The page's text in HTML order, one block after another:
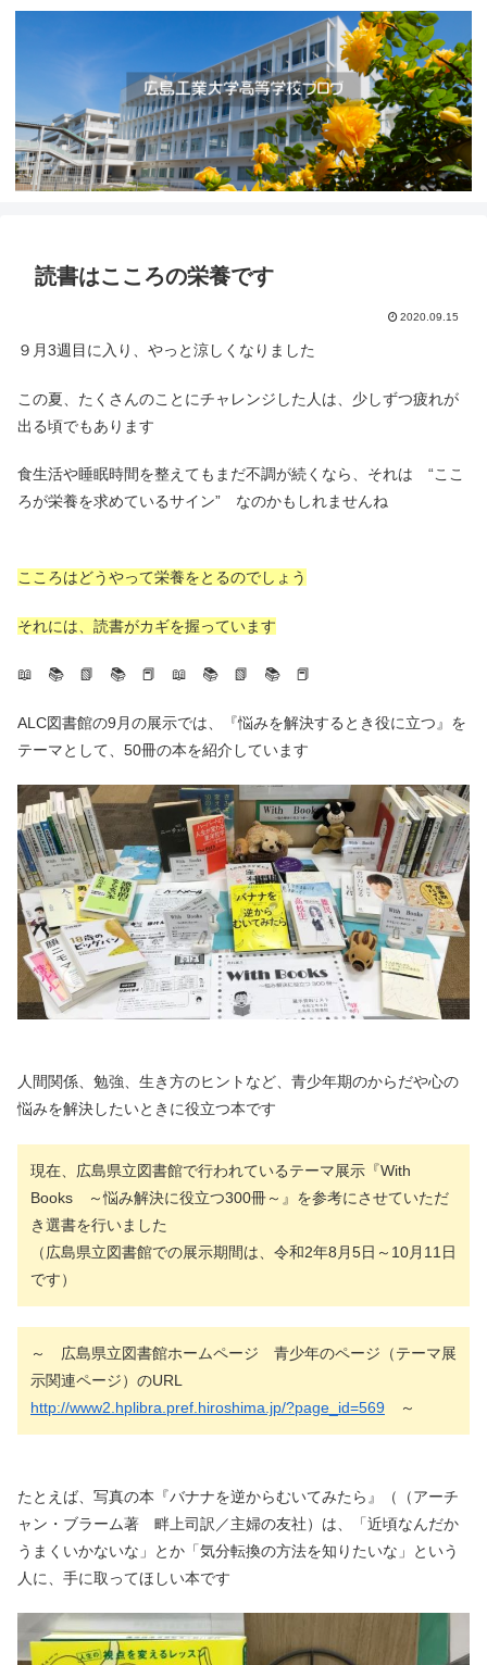
読書はこころの栄養です
2020.09.15
９月3週目に入り、やっと涼しくなりました
この夏、たくさんのことにチャレンジした人は、少しずつ疲れが
出る頃でもあります
食生活や睡眠時間を整えてもまだ不調が続くなら、それは “ここ
ろが栄養を求めているサイン” なのかもしれませんね
こころはどうやって栄養をとるのでしょう
それには、読書がカギを握っています
📖 📚 📗 📚 📕 📖 📚 📗 📚 📕
ALC図書館の9月の展示では、『悩みを解決するとき役に立つ』を
テーマとして、50冊の本を紹介しています
人間関係、勉強、生き方のヒントなど、青少年期のからだや心の
悩みを解決したいときに役立つ本です
現在、広島県立図書館で行われているテーマ展示『With
Books ～悩み解決に役立つ300冊～』を参考にさせていただ
き選書を行いました
（広島県立図書館での展示期間は、令和2年8月5日～10月11日
です）
～ 広島県立図書館ホームページ 青少年のページ（テーマ展
示関連ページ）のURL
http://www2.hplibra.pref.hiroshima.jp/?page_id=569 ～
たとえば、写真の本『バナナを逆からむいてみたら』（（アーチ
ャン・ブラーム著 畔上司訳／主婦の友社）は、「近頃なんだか
うまくいかないな」とか「気分転換の方法を知りたいな」という
人に、手に取ってほしい本です